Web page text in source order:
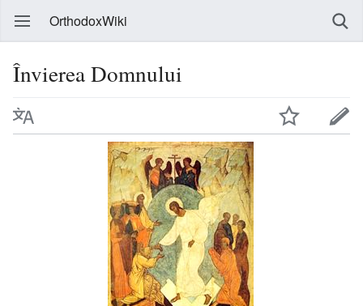
OrthodoxWiki
Învierea Domnului